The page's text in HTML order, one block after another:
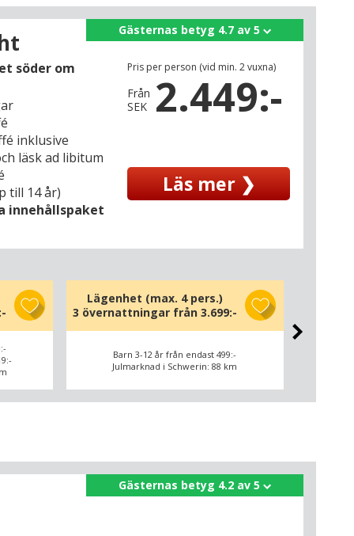
söder om
inklusive
läsk ad libitum
till 14 år)
innehållspaket
Pris per person (vid min. 2 vuxna)
Från
SEK
2.449:-
Läs mer ❯
Gästernas betyg 4.7 av 5
Lägenhet (max. 4 pers.)
3 övernattningar från 3.699:-
Barn 3-12 år från endast 499:-
Julmarknad i Schwerin: 88 km
Gästernas betyg 4.2 av 5